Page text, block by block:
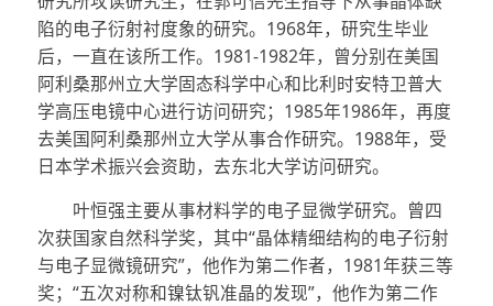
陷的电子衍射衬度象的研究。1968年，研究生毕业
后，一直在该所工作。1981-1982年，曾分别在美国
阿利桑那州立大学固态科学中心和比利时安特卫普大
学高压电镜中心进行访问研究；1985年1986年，再度
去美国阿利桑那州立大学从事合作研究。1988年，受
日本学术振兴会资助，去东北大学访问研究。
叶恒强主要从事材料学的电子显微学研究。曾四
次获国家自然科学奖，其中“晶体精细结构的电子衍射
与电子显微镜研究”，他作为第二作者，1981年获三等
奖；“五次对称和镍钛钒准晶的发现”，他作为第二作